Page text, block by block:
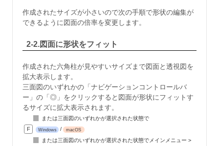
作成されたサイズが小さいので次の手順で形状の編集が
できるように図面の倍率を変更します。
2-2.図面に形状をフィット
作成された六角柱が見やすいサイズまで図面と透視図を
拡大表示します。
三面図のいずれかの「ナビゲーションコントロールバ
ー」の「◎」をクリックすると図面が形状にフィットす
るサイズに拡大表示されます。
または三面図のいずれかが選択された状態で
F
Windows / macOS
または三面図のいずれかが選択された状態でメインメニュー >